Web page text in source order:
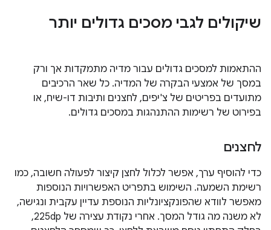
שיקולים לגבי מסכים גדולים יותר
ההתאמות למסכים גדולים עבור מדיה מתמקדות אך ורק
במסך של אמצעי הבקרה של המדיה. כל שאר הרכיבים
מתועדים בפריטים של צ'יפים, לחצנים ותיבות דו-שיח, או
בפירוט של רשימות ההתנהגות במסכים גדולים.
לחצנים
כדי להוסיף ערך, אפשר לכלול לחצן קיצור לפעולה חשובה, כמו
רשימת השמעה. השימוש בתפריט האפשרויות הנוספות
מאפשר לוודא שהפונקציונליות הנוספת עדיין עקבית ונגישה,
לא משנה מה גודל המסך. אחרי נקודת עצירה של 225dp,